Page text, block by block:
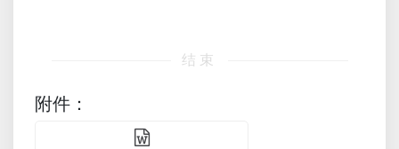
结束
附件：